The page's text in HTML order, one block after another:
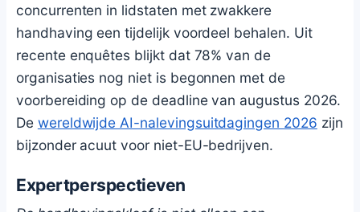
concurrenten in lidstaten met zwakkere
handhaving een tijdelijk voordeel behalen. Uit
recente enquêtes blijkt dat 78% van de
organisaties nog niet is begonnen met de
voorbereiding op de deadline van augustus 2026.
De wereldwijde AI-nalevingsuitdagingen 2026 zijn
bijzonder acuut voor niet-EU-bedrijven.
Expertperspectieven